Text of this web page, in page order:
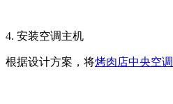
4. 安装空调主机
根据设计方案，将烤肉店中央空调